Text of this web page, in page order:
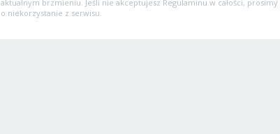
aktualnym brzmieniu. Jeśli nie akceptujesz Regulaminu w całości, prosimy
o niekorzystanie z serwisu.